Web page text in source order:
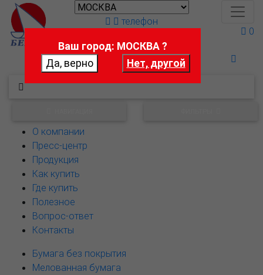
Поможем выбрать
телефон
0
О компании
Пресс-центр
Продукция
Как купить
Где купить
Полезное
Вопрос-ответ
Контакты
Бумага без покрытия
Мелованная бумага
Ваш город: МОСКВА ?